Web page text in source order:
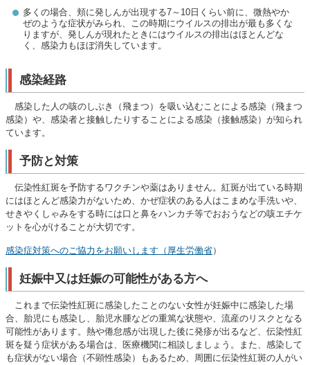
多くの場合、頬に発しんが出現する7～10日くらい前に、微熱やか
ぜのような症状がみられ、この時期にウイルスの排出が最も多くな
りますが、発しんが現れたときにはウイルスの排出はほとんどな
く、感染力もほぼ消失しています。
感染経路
感染した人の咳のしぶき（飛まつ）を吸い込むことによる感染（飛まつ
感染）や、感染者と接触したりすることによる感染（接触感染）が知られ
ています。
予防と対策
伝染性紅斑を予防するワクチンや薬はありません。紅斑が出ている時期
にはほとんど感染力がないため、かぜ症状のある人はこまめな手洗いや、
せきやくしゃみをする時には口と鼻をハンカチ等でおおうなどの咳エチケ
ットを心がけることが大切です。
感染症対策へのご協力をお願いします（厚生労働省）
妊娠中又は妊娠の可能性がある方へ
これまで伝染性紅斑に感染したことのない女性が妊娠中に感染した場
合、胎児にも感染し、胎児水腫などの重篤な状態や、流産のリスクとなる
可能性があります。熱や倦怠感が出現した後に発疹が出るなど、伝染性紅
斑を疑う症状がある場合は、医療機関に相談しましょう。また、感染して
も症状がない場合（不顕性感染）もあるため、周囲に伝染性紅斑の人がい